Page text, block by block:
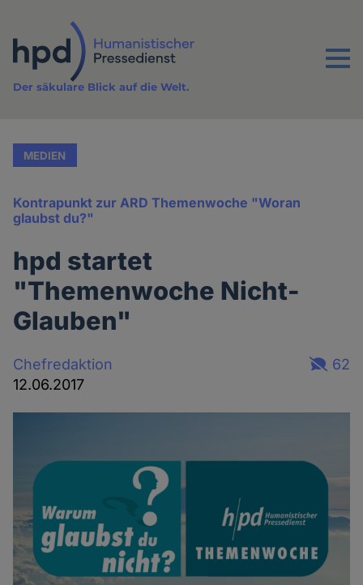
Inhalt
Menu
Der säkulare Blick auf die Welt.
MEDIEN
Kontrapunkt zur ARD Themenwoche "Woran
glaubst du?"
hpd startet
"Themenwoche Nicht-
Glauben"
Chefredaktion
12.06.2017
62